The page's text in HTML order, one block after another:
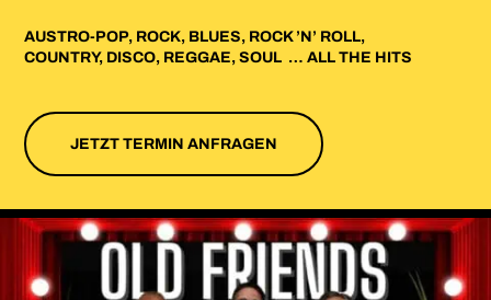
AUSTRO-POP, ROCK, BLUES, ROCK ’N’ ROLL,
COUNTRY, DISCO, REGGAE, SOUL … ALL THE HITS
JETZT TERMIN ANFRAGEN